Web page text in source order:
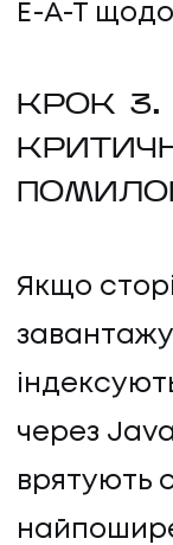
E-A-T
КРОК 3.
Якщо
через
врятують